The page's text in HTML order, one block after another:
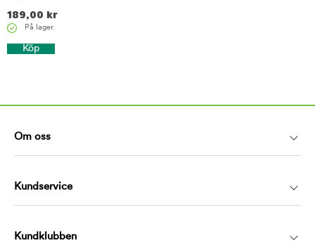
189,00 kr
På lager.
Köp
Om oss
Kundservice
Kundklubben